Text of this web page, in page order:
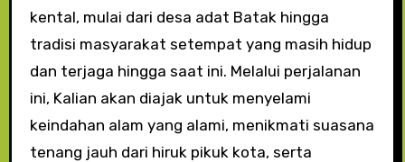
kental, mulai dari desa adat Batak hingga
tradisi masyarakat setempat yang masih hidup
dan terjaga hingga saat ini. Melalui perjalanan
ini, Kalian akan diajak untuk menyelami
keindahan alam yang alami, menikmati suasana
tenang jauh dari hiruk pikuk kota, serta